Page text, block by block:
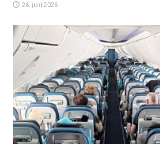
26. juni 2026